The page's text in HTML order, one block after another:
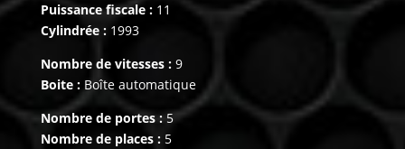
Puissance fiscale :11
Cylindrée :1993
Nombre de vitesses :9
Boite :Boîte automatique
Nombre de portes : 5
Nombre de places :5